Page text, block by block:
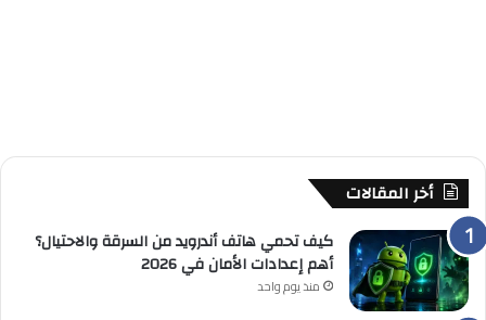
أخر المقالات
كيف تحمي هاتف أندرويد من السرقة والاحتيال؟
أهم إعدادات الأمان في 2026
منذ يوم واحد